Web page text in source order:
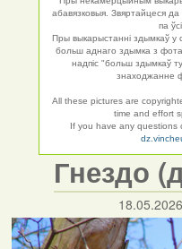
абавязковыя. Звяртайцеся
па
Пры выкарыстанні здымкаў у
больш аднаго здымка з
надпіс "больш здымкаў
знаходжанне
All these pictures are
time and effort
If you have any questions
Гнездо